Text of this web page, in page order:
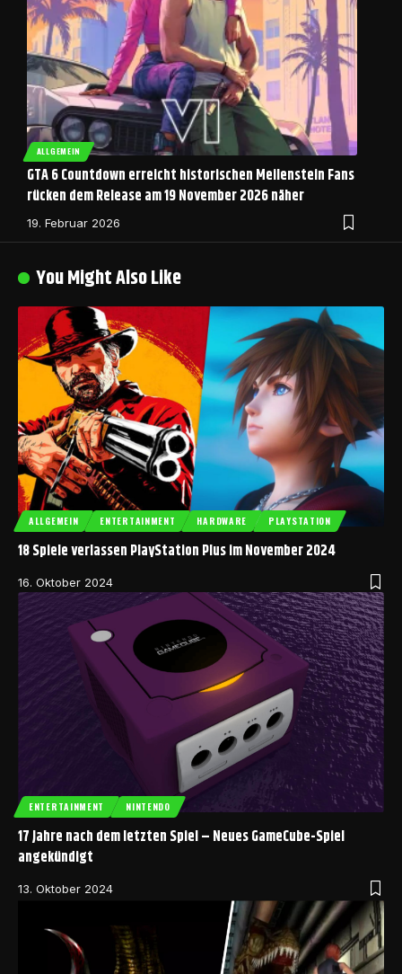
ALLGEMEIN
GTA 6 Countdown erreicht historischen Meilenstein Fans
rücken dem Release am 19 November 2026 näher
19. Februar 2026
You Might Also Like
ALLGEMEIN ENTERTAINMENT HARDWARE PLAYSTATION
18 Spiele verlassen PlayStation Plus im November 2024
16. Oktober 2024
ENTERTAINMENT NINTENDO
17 Jahre nach dem letzten Spiel – Neues GameCube-Spiel
angekündigt
13. Oktober 2024